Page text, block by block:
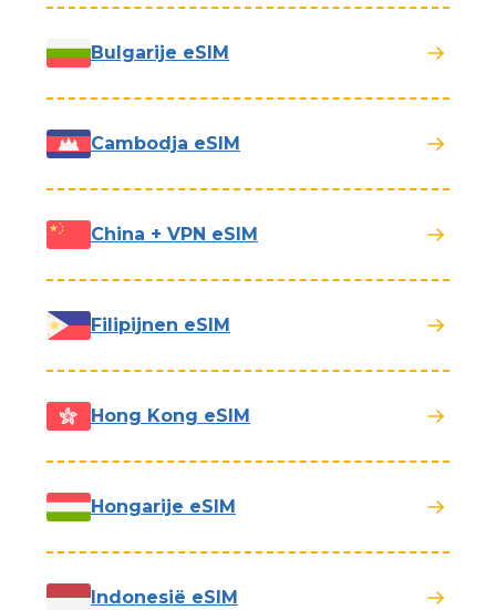
Bulgarije eSIM
Cambodja eSIM
China + VPN eSIM
Filipijnen eSIM
Hong Kong eSIM
Hongarije eSIM
Indonesië eSIM